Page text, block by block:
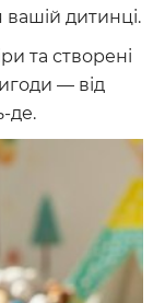
дитинці.
та створені
— від
де.